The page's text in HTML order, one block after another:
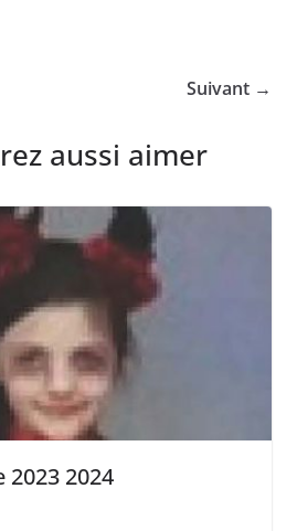
Suivant →
aussi aimer
2023 2024